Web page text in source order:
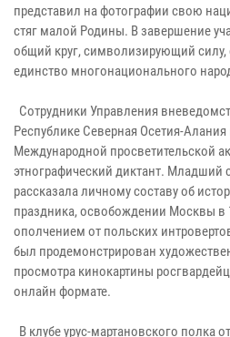
представил на фотографии свою
стяг малой Родины. В завершение
общий круг, символизирующий силу,
единство многонационального
Сотрудники Управления
Республике Северная Осетия-Алания
Международной просветительской
этнографический диктант. Младший
рассказала личному составу об
праздника, освобождении Москвы в
ополчением от польских
был продемонстрирован
просмотра кинокартины
онлайн формате.
В клубе урус-мартановского полка